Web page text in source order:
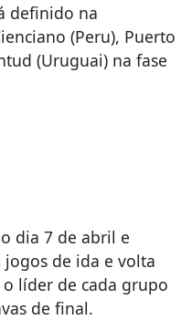
definido na
(Peru), Puerto
(Uruguai) na fase
dia 7 de abril e
jogos de ida e volta
o líder de cada grupo
de final.